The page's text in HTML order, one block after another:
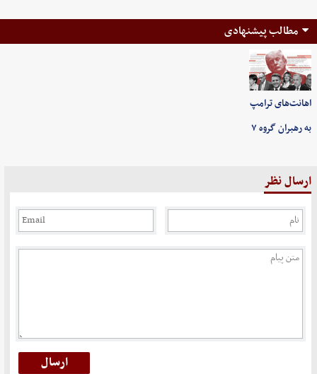
مطالب پیشنهادی
اهانت‌های ترامپ
به رهبران گروه ۷
ارسال نظر